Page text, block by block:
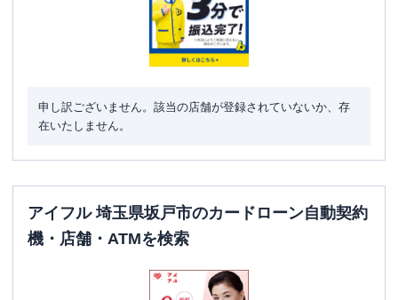
申し訳ございません。該当の店舗が登録されていないか、存
在いたしません。
アイフル 埼玉県坂戸市のカードローン自動契約
機・店舗・ATMを検索